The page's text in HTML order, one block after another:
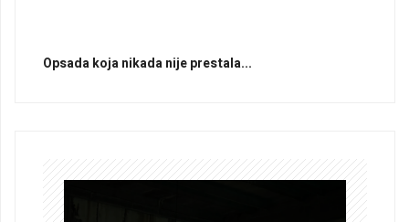
Opsada koja nikada nije prestala...